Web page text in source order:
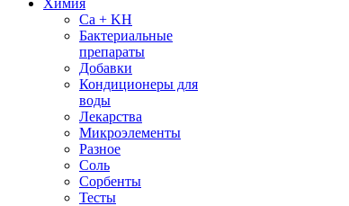
Химия
Ca + KH
Бактериальные
препараты
Добавки
Кондиционеры для
воды
Лекарства
Микроэлементы
Разное
Соль
Сорбенты
Тесты